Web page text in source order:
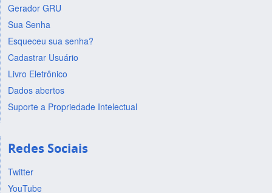
Gerador GRU
Sua Senha
Esqueceu sua senha?
Cadastrar Usuário
Livro Eletrônico
Dados abertos
Suporte a Propriedade Intelectual
Redes Sociais
Twitter
YouTube